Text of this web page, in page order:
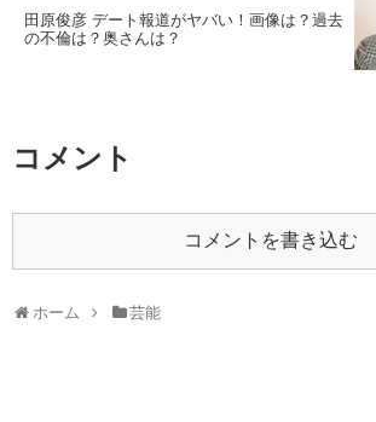
田原俊彦 デート報道がヤバい！画像は？過去
の不倫は？奥さんは？
コメント
コメントを書き込む
ホーム 芸能